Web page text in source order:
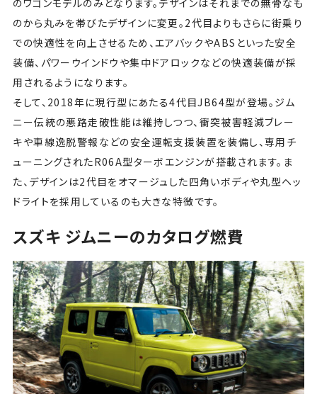
のワゴンモデルのみとなります。デザインはそれまでの無骨なも
のから丸みを帯びたデザインに変更。2代目よりもさらに街乗り
での快適性を向上させるため、エアバックやABSといった安全
装備、パワーウインドウや集中ドアロックなどの快適装備が採
用されるようになります。
そして、2018年に現行型にあたる4代目JB64型が登場。ジム
ニー伝統の悪路走破性能は維持しつつ、衝突被害軽減ブレー
キや車線逸脱警報などの安全運転支援装置を装備し、専用チ
ューニングされたR06A型ターボエンジンが搭載されます。ま
た、デザインは2代目をオマージュした四角いボディや丸型ヘッ
ドライトを採用しているのも大きな特徴です。
スズキ ジムニーのカタログ燃費